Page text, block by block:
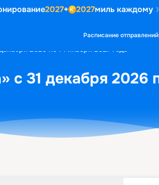
2027+ 2027миль каждому
Расписание отправлений
2026 по 14 января 2027 года
с 31 декабря 2026